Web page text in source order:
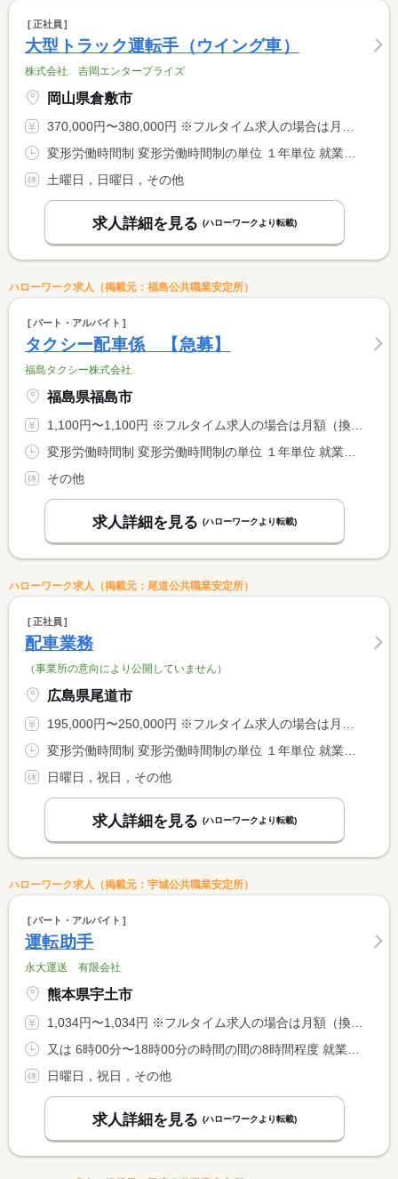
正社員
大型トラック運転手（ウイング車）
株式会社 吉岡エンタープライズ
岡山県倉敷市
370,000円〜380,000円 ※フルタイム求人の場合は月額（換算額）、パート求人の場合は時間額を表示しています。
変形労働時間制 変形労働時間制の単位 １年単位 就業時間１ 8時00分〜17時00分 又は 0時00分〜23時59分の時間の間の8時間程度 就業時間に関する特記事項 ＊就業時間、休日等について面接時に説明致します。 <BR> ＊荷主等により就業時間が変動します。※３６協定有り <BR> ＊運送業のため、就業時間は運行状況により変動有り
土曜日，日曜日，その他
求人詳細を見る (ハローワークより転載)
ハローワーク求人（掲載元：福島公共職業安定所）
パート・アルバイト
タクシー配車係 【急募】
福島タクシー株式会社
福島県福島市
1,100円〜1,100円 ※フルタイム求人の場合は月額（換算額）、パート求人の場合は時間額を表示しています。
変形労働時間制 変形労働時間制の単位 １年単位 就業時間１ 7時00分〜10時00分 就業時間に関する特記事項 就業時間応相談可
その他
求人詳細を見る (ハローワークより転載)
ハローワーク求人（掲載元：尾道公共職業安定所）
正社員
配車業務
（事業所の意向により公開していません）
広島県尾道市
195,000円〜250,000円 ※フルタイム求人の場合は月額（換算額）、パート求人の場合は時間額を表示しています。
変形労働時間制 変形労働時間制の単位 １年単位 就業時間１ 8時30分〜17時30分 就業時間２ 8時30分〜12時00分 就業時間に関する特記事項 就業時間（２）は土曜日（休憩なし）
日曜日，祝日，その他
求人詳細を見る (ハローワークより転載)
ハローワーク求人（掲載元：宇城公共職業安定所）
パート・アルバイト
運転助手
永大運送 有限会社
熊本県宇土市
1,034円〜1,034円 ※フルタイム求人の場合は月額（換算額）、パート求人の場合は時間額を表示しています。
又は 6時00分〜18時00分の時間の間の8時間程度 就業時間に関する特記事項 ご希望時間の相談可能です
日曜日，祝日，その他
求人詳細を見る (ハローワークより転載)